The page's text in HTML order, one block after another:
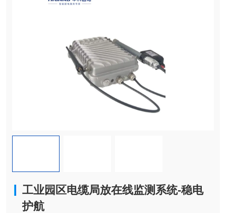
工业园区电缆局放在线监测系统-稳电
护航